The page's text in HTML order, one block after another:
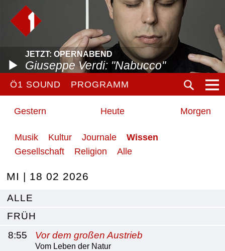
JETZT: OPERNABEND
Giuseppe Verdi: "Nabucco"
Ö1 SOUND PROGRAMM
Gestern Heute Morgen
Musik Kultur Journale
Wissen
Gesellschaft
Religion Alle
MI | 18 02 2026
ALLE
FRÜH
8:55
Vor dem großen Austrieb
Vom Leben der Natur